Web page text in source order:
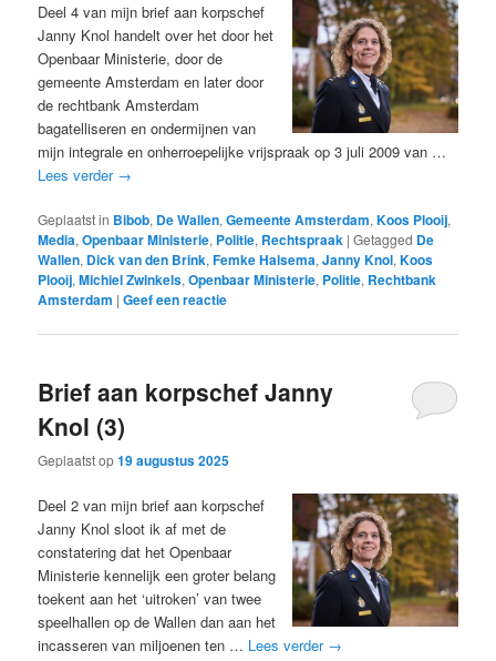
Deel 4 van mijn brief aan korpschef
Janny Knol handelt over het door het
Openbaar Ministerie, door de
gemeente Amsterdam en later door
de rechtbank Amsterdam
bagatelliseren en ondermijnen van
mijn integrale en onherroepelijke vrijspraak op 3 juli 2009 van …
Lees verder →
Geplaatst in Bibob, De Wallen,Gemeente Amsterdam,Koos Plooij,
Media,Openbaar Ministerie, Politie, Rechtspraak |Getagged De
Wallen, Dick van den Brink,Femke Halsema,Janny Knol,Koos
Plooij,Michiel Zwinkels,Openbaar Ministerie, Politie, Rechtbank
Amsterdam |Geef een reactie
Brief aan korpschef Janny
Knol (3)
Geplaatst op19 augustus 2025
Deel 2 van mijn brief aan korpschef
Janny Knol sloot ik af met de
constatering dat het Openbaar
Ministerie kennelijk een groter belang
toekent aan het ‘uitroken’ van twee
speelhallen op de Wallen dan aan het
incasseren van miljoenen ten … Lees verder →